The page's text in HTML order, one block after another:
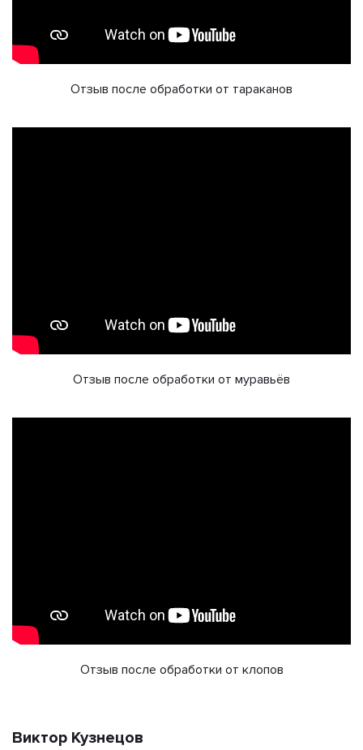
Отзыв после обработки от тараканов
Отзыв после обработки от муравьёв
Отзыв после обработки от клопов
Виктор Кузнецов